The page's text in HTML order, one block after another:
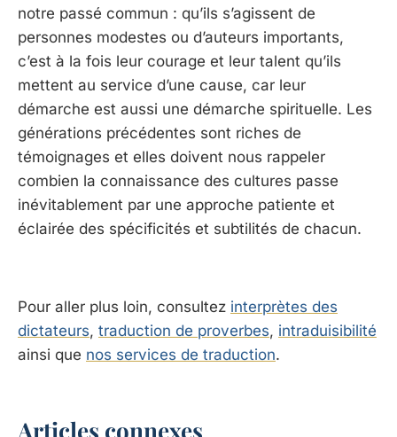
notre passé commun : qu’ils s’agissent de
personnes modestes ou d’auteurs importants,
c’est à la fois leur courage et leur talent qu’ils
mettent au service d’une cause, car leur
démarche est aussi une démarche spirituelle. Les
générations précédentes sont riches de
témoignages et elles doivent nous rappeler
combien la connaissance des cultures passe
inévitablement par une approche patiente et
éclairée des spécificités et subtilités de chacun.
Pour aller plus loin, consultez interprètes des
dictateurs, traduction de proverbes, intraduisibilité
ainsi que nos services de traduction.
Articles connexes